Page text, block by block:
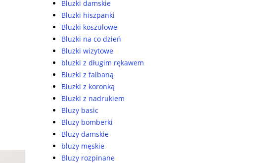
Bluzki damskie
Bluzki hiszpanki
Bluzki koszulowe
Bluzki na co dzień
Bluzki wizytowe
bluzki z długim rękawem
Bluzki z falbaną
Bluzki z koronką
Bluzki z nadrukiem
Bluzy basic
Bluzy bomberki
Bluzy damskie
bluzy męskie
Bluzy rozpinane